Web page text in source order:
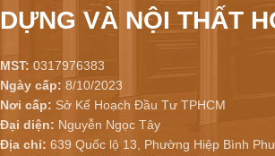
DỰNG VÀ NỘI THẤT
MST: 0317976383
Ngày cấp: 8/10/2023
Nơi cấp: Sở Kế Hoạch Đầu Tư TPHCM
Đại diện: Nguyễn Ngọc Tây
Địa chỉ: 639 Quốc lộ 13, Phường Hiệp Bình